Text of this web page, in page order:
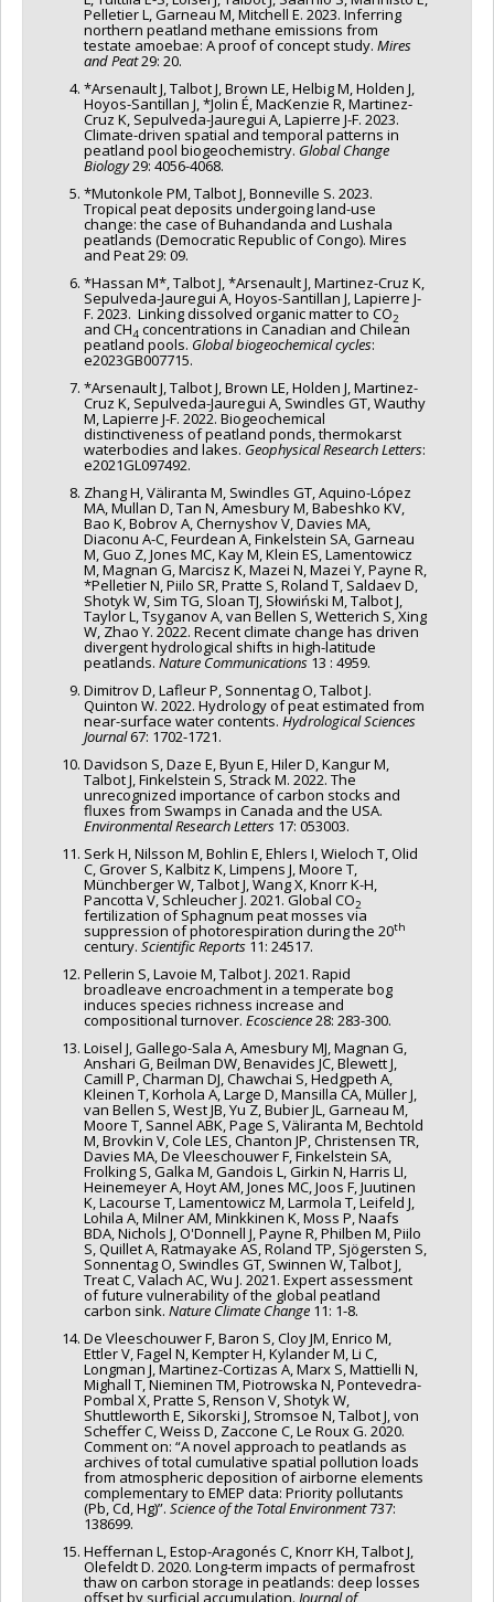
Pelletier L, Garneau M, Mitchell E. 2023. Inferring
northern peatland methane emissions from
testate amoebae: A proof of concept study. Mires
and Peat29: 20.
*Arsenault J, Talbot J, Brown LE, Helbig M, Holden J,
Hoyos-Santillan J, *Jolin É, MacKenzie R, Martinez-
Cruz K, Sepulveda-Jauregui A, Lapierre J-F. 2023.
Climate-driven spatial and temporal patterns in
peatland pool biogeochemistry. Global Change
Biology29: 4056-4068.
*Mutonkole PM, Talbot J, Bonneville S. 2023.
Tropical peat deposits undergoing land-use
change: the case of Buhandanda and Lushala
peatlands (Democratic Republic of Congo). Mires
and Peat 29: 09.
*Hassan M*, Talbot J, *Arsenault J, Martinez-Cruz K,
Sepulveda-Jauregui A, Hoyos-Santillan J, Lapierre J-
F. 2023. Linking dissolved organic matter to CO2
and CH4 concentrations in Canadian and Chilean
peatland pools. Global biogeochemical cycles:
e2023GB007715.
*Arsenault J, Talbot J, Brown LE, Holden J, Martinez-
Cruz K, Sepulveda-Jauregui A, Swindles GT, Wauthy
M, Lapierre J-F. 2022. Biogeochemical
distinctiveness of peatland ponds, thermokarst
waterbodies and lakes. Geophysical Research Letters:
e2021GL097492.
Zhang H, Väliranta M, Swindles GT, Aquino-López
MA, Mullan D, Tan N, Amesbury M, Babeshko KV,
Bao K, Bobrov A, Chernyshov V, Davies MA,
Diaconu A-C, Feurdean A, Finkelstein SA, Garneau
M, Guo Z, Jones MC, Kay M, Klein ES, Lamentowicz
M, Magnan G, Marcisz K, Mazei N, Mazei Y, Payne R,
*Pelletier N, Piilo SR, Pratte S, Roland T, Saldaev D,
Shotyk W, Sim TG, Sloan TJ, Słowiński M, Talbot J,
Taylor L, Tsyganov A, van Bellen S, Wetterich S, Xing
W, Zhao Y. 2022. Recent climate change has driven
divergent hydrological shifts in high-latitude
peatlands. Nature Communications13 : 4959.
Dimitrov D, Lafleur P, Sonnentag O, Talbot J.
Quinton W. 2022. Hydrology of peat estimated from
near-surface water contents. Hydrological Sciences
Journal67: 1702-1721.
Davidson S, Daze E, Byun E, Hiler D, Kangur M,
Talbot J, Finkelstein S, Strack M. 2022. The
unrecognized importance of carbon stocks and
fluxes from Swamps in Canada and the USA.
Environmental Research Letters 17: 053003.
Serk H, Nilsson M, Bohlin E, Ehlers I, Wieloch T, Olid
C, Grover S, Kalbitz K, Limpens J, Moore T,
Münchberger W, Talbot J, Wang X, Knorr K-H,
Pancotta V, Schleucher J. 2021. Global CO2
fertilization of Sphagnum peat mosses via
suppression of photorespiration during the 20th
century. Scientific Reports 11: 24517.
Pellerin S, Lavoie M, Talbot J. 2021. Rapid
broadleave encroachment in a temperate bog
induces species richness increase and
compositional turnover. Ecoscience28: 283-300.
Loisel J, Gallego-Sala A, Amesbury MJ, Magnan G,
Anshari G, Beilman DW, Benavides JC, Blewett J,
Camill P, Charman DJ, Chawchai S, Hedgpeth A,
Kleinen T, Korhola A, Large D, Mansilla CA, Müller J,
van Bellen S, West JB, Yu Z, Bubier JL, Garneau M,
Moore T, Sannel ABK, Page S, Väliranta M, Bechtold
M, Brovkin V, Cole LES, Chanton JP, Christensen TR,
Davies MA, De Vleeschouwer F, Finkelstein SA,
Frolking S, Galka M, Gandois L, Girkin N, Harris LI,
Heinemeyer A, Hoyt AM, Jones MC, Joos F, Juutinen
K, Lacourse T, Lamentowicz M, Larmola T, Leifeld J,
Lohila A, Milner AM, Minkkinen K, Moss P, Naafs
BDA, Nichols J, O'Donnell J, Payne R, Philben M, Piilo
S, Quillet A, Ratmayake AS, Roland TP, Sjögersten S,
Sonnentag O, Swindles GT, Swinnen W, Talbot J,
Treat C, Valach AC, Wu J. 2021. Expert assessment
of future vulnerability of the global peatland
carbon sink. Nature Climate Change 11: 1-8.
De Vleeschouwer F, Baron S, Cloy JM, Enrico M,
Ettler V, Fagel N, Kempter H, Kylander M, Li C,
Longman J, Martinez-Cortizas A, Marx S, Mattielli N,
Mighall T, Nieminen TM, Piotrowska N, Pontevedra-
Pombal X, Pratte S, Renson V, Shotyk W,
Shuttleworth E, Sikorski J, Stromsoe N, Talbot J, von
Scheffer C, Weiss D, Zaccone C, Le Roux G. 2020.
Comment on: “A novel approach to peatlands as
archives of total cumulative spatial pollution loads
from atmospheric deposition of airborne elements
complementary to EMEP data: Priority pollutants
(Pb, Cd, Hg)”. Science of the Total Environment737:
138699.
Heffernan L, Estop-Aragonés C, Knorr KH, Talbot J,
Olefeldt D. 2020. Long‐term impacts of permafrost
thaw on carbon storage in peatlands: deep losses
offset by surficial accumulation. Journal of